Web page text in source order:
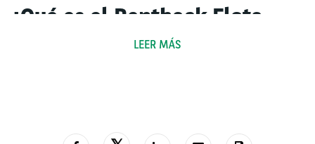
¿Qué es el Rentback Flota
y luego arrendar estos mismos vehículos bajo un
LEER MÁS